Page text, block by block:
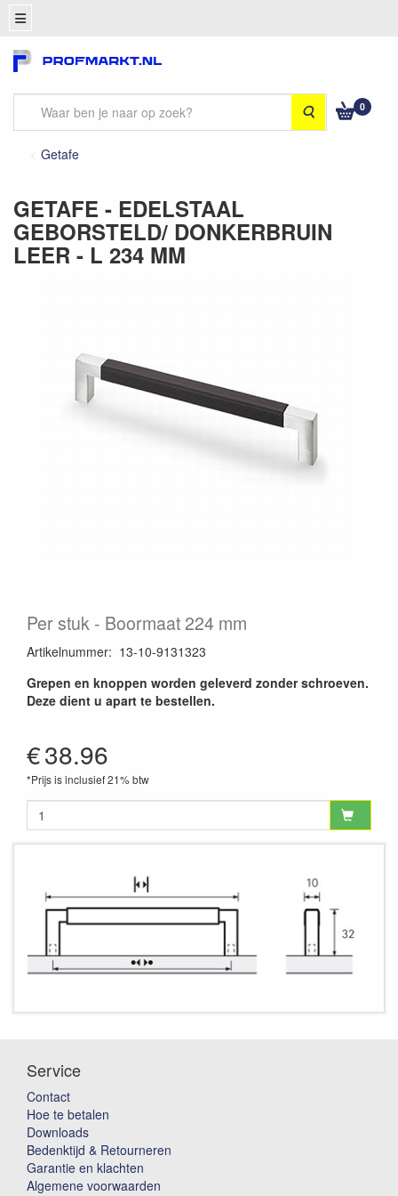
Zoeken 0
Getafe
GETAFE - EDELSTAAL
GEBORSTELD/ DONKERBRUIN
LEER - L 234 MM
Per stuk Boormaat 224 mm
Artikelnummer: 13-10-9131323
Grepen en knoppen worden geleverd zonder schroeven.
Deze dient u apart te bestellen.
€38.96
*Prijs is inclusief 21% btw
Service
Contact
Hoe te betalen
Downloads
Bedenktijd & Retourneren
Garantie en klachten
Algemene voorwaarden